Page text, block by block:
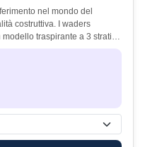
nel mondo del
costruttiva. I waders
modello traspirante a 3 strati…